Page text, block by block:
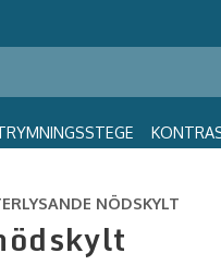
NÖDSKYLT